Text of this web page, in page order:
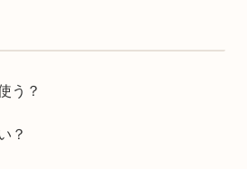
う？
？